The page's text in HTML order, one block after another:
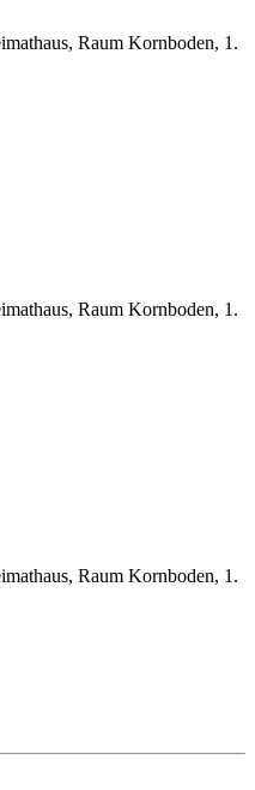
Raum Kornboden, 1.
Raum Kornboden, 1.
Raum Kornboden, 1.